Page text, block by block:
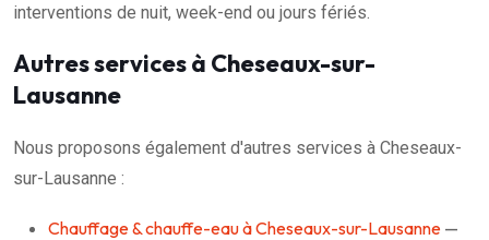
interventions de nuit, week-end ou jours fériés.
Autres services à Cheseaux-sur-
Lausanne
Nous proposons également d'autres services à Cheseaux-
sur-Lausanne :
Chauffage & chauffe-eau à Cheseaux-sur-Lausanne —